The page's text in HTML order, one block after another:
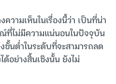
วามเห็นในเรื่องนี้ว่า เป็นที่น่า
ณ์ที่ไม่มีความแน่นอนในปัจจุบัน
นต่ำในระดับที่จะสามารถลด
ด้อย่างสิ้นเชิงนั้น ยังไม่